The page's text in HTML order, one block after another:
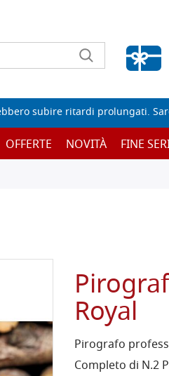
Wishlist vuota
subire ritardi prolungati.
OFFERTE NOVITÀ FINE
Royal
Pirografo
Completo di N.2